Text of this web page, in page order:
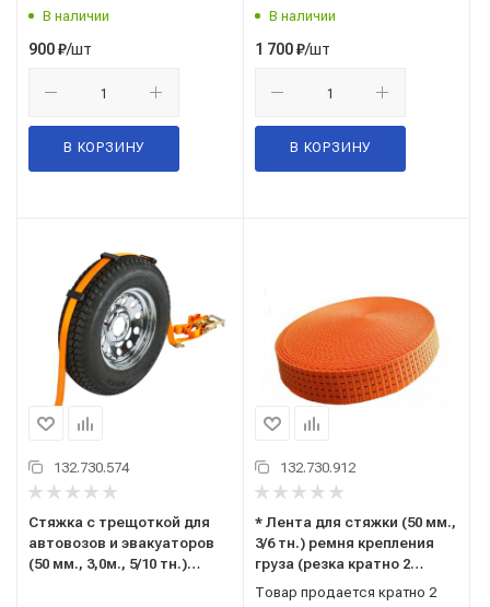
В наличии
900₽/шт
В КОРЗИНУ
РК1012
В наличии
1 700₽/шт
В КОРЗИНУ
132.730.574
Стяжка с трещоткой для
автовозов и эвакуаторов
(50 мм., 3,0м., 5/10 тн.)
132.730.912
* Лента для стяжки (50 мм.,
3/6 тн.) ремня крепления
груза (резка кратно 2
метрам) ("TOP AUTO"
Товар продается кратно 2